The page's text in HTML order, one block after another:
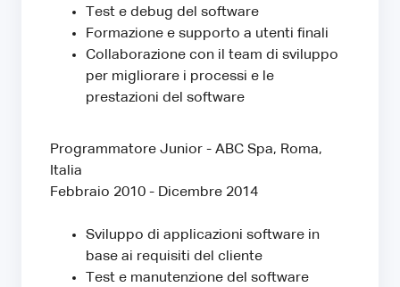
Test e debug del software
Formazione e supporto a utenti finali
Collaborazione con il team di sviluppo
per migliorare i processi e le
prestazioni del software
Programmatore Junior - ABC Spa, Roma,
Italia
Febbraio 2010 - Dicembre 2014
Sviluppo di applicazioni software in
base ai requisiti del cliente
Test e manutenzione del software